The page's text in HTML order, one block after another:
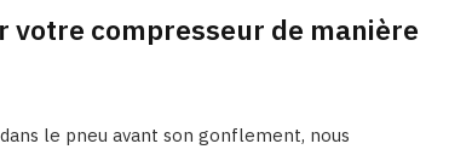
votre compresseur de manière
le pneu avant son gonflement, nous